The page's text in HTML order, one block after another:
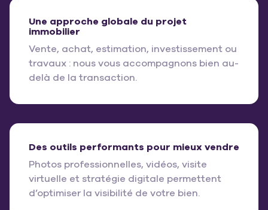
Une approche globale du projet
immobilier
Vente, achat, estimation, investissement ou
travaux : nous vous accompagnons bien au-
delà de la transaction.
Des outils performants pour mieux vendre
Photos professionnelles, vidéos, visite
virtuelle et stratégie digitale permettent
d’optimiser la visibilité de votre bien.